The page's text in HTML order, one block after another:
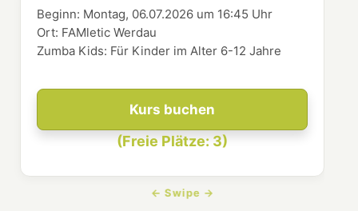
Kurs buchen
(Freie Plätze: 3)
Beginn: Montag, 06.07.2026 um 16:45 Uhr
Ort: FAMletic Werdau
Zumba Kids: Für Kinder im Alter 6-12 Jahre